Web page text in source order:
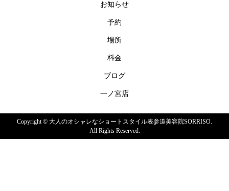
お知らせ
予約
場所
料金
ブログ
一ノ宮店
Copyright © 大人のオシャレなショートスタイル表参道美容院SORRISO.
All Rights Reserved.